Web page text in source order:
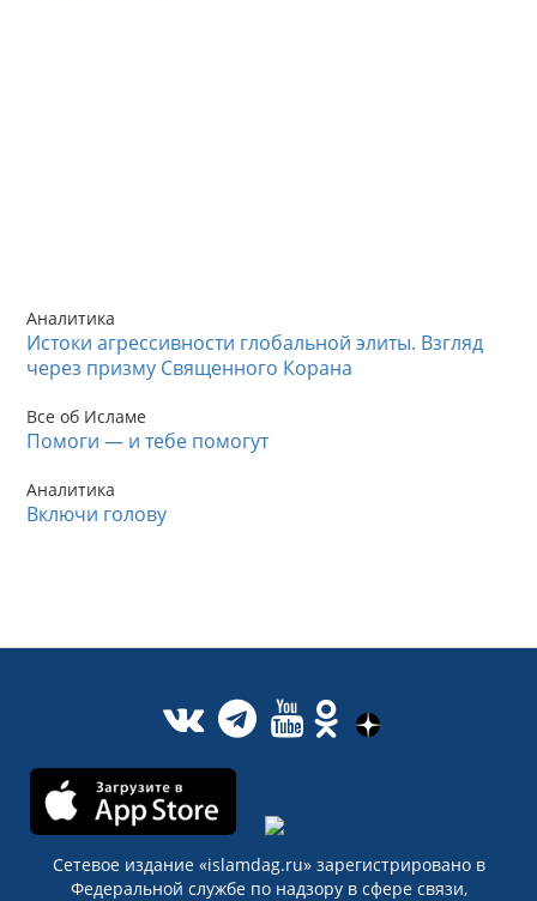
Аналитика
Истоки агрессивности глобальной элиты. Взгляд
через призму Священного Корана
Все об Исламе
Помоги — и тебе помогут
Аналитика
Включи голову
Сетевое издание «islamdag.ru» зарегистрировано в
Федеральной службе по надзору в сфере связи,